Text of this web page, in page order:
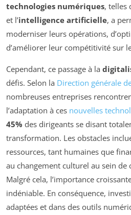
technologies numériques, telles
et l’intelligence artificielle, a
moderniser leurs opérations,
d’améliorer leur compétitivité sur
Cependant, ce passage à la
défis. Selon la Direction générale
nombreuses entreprises
l’adaptation à ces nouvelles
45% des dirigeants se disant
transformation. Les obstacles
ressources, tant humaines que
au changement culturel au sein de
Malgré cela, l’importance
indéniable. En conséquence,
adaptées et dans des outils